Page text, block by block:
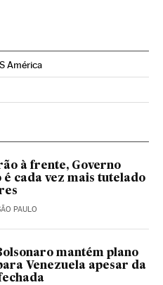
América
Twitter
en Instagram
Brasil en Facebook
à frente, Governo
é cada vez mais tutelado
PAULO
mantém plano
Venezuela apesar da